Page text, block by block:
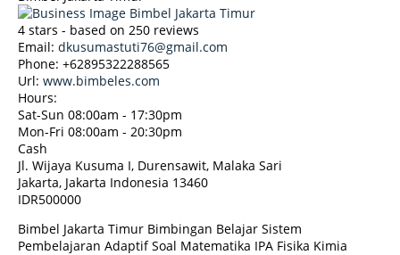
4 stars - based on 250 reviews
Email: dkusumastuti76@gmail.com
Phone: +62895322288565
Url: www.bimbeles.com
Hours:
Sat-Sun 08:00am - 17:30pm
Mon-Fri 08:00am - 20:30pm
Cash
Jl. Wijaya Kusuma I, Durensawit, Malaka Sari
Jakarta, Jakarta Indonesia 13460
IDR500000
Bimbel Jakarta Timur Bimbingan Belajar Sistem
Pembelajaran Adaptif Soal Matematika IPA Fisika Kimia